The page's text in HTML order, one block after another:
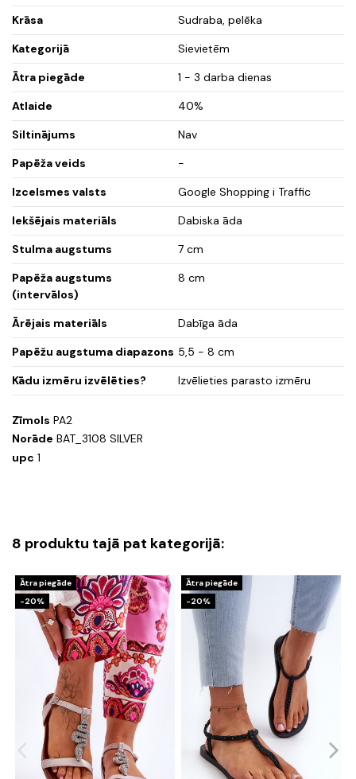
Krāsa
Sudraba, pelēka
Kategorijā
Sievietēm
Ātra piegāde
1 - 3 darba dienas
Atlaide
40%
Siltinājums
Nav
Papēža veids
-
Izcelsmes valsts
Google Shopping i Traffic
Iekšējais materiāls
Dabiska āda
Stulma augstums
7 cm
Papēža augstums
(intervālos)
8 cm
Ārējais materiāls
Dabīga āda
Papēžu augstuma diapazons 5,5 - 8 cm
Kādu izmēru izvēlēties?
Izvēlieties parasto izmēru
Zīmols PA2
Norāde BAT_3108 SILVER
upc 1
8 produktu tajā pat kategorijā:
Ātra piegāde
-20%
Ātra piegāde
-20%